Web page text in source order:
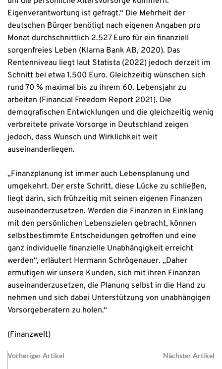
Eigenverantwortung ist gefragt.“ Die Mehrheit der
deutschen Bürger benötigt nach eigenen Angaben pro
Monat durchschnittlich 2.527 Euro für ein finanziell
sorgenfreies Leben (Klarna Bank AB, 2020). Das
Rentenniveau liegt laut Statista (2022) jedoch derzeit im
Schnitt bei etwa 1.500 Euro. Gleichzeitig wünschen sich
rund 70 % maximal bis zu ihrem 60. Lebensjahr zu
arbeiten (Financial Freedom Report 2021). Die
demografischen Entwicklungen und die gleichzeitig wenig
verbreitete private Vorsorge in Deutschland zeigen
jedoch, dass Wunsch und Wirklichkeit weit
auseinanderliegen.
„Finanzplanung ist immer auch Lebensplanung und
umgekehrt. Der erste Schritt, diese Lücke zu schließen,
liegt darin, sich frühzeitig mit seinen eigenen Finanzen
auseinanderzusetzen. Werden die Finanzen in Einklang
mit den persönlichen Lebenszielen gebracht, können
selbstbestimmte Entscheidungen getroffen und eine
ganz individuelle finanzielle Unabhängigkeit erreicht
werden“, erläutert Hermann Schrögenauer. „Daher
ermutigen wir unsere Kunden, sich mit ihren Finanzen
auseinanderzusetzen, die Planung selbst in die Hand zu
nehmen und sich dabei Unterstützung von unabhängigen
Vorsorgeberatern zu holen.“
(Finanzwelt)
Vorheriger Artikel Nächster Artikel